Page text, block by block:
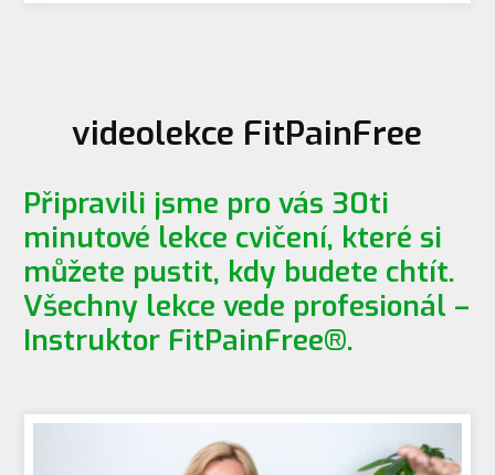
videolekce FitPainFree
Připravili jsme pro vás 30ti
minutové lekce cvičení, které si
můžete pustit, kdy budete chtít.
Všechny lekce vede profesionál –
Instruktor FitPainFree®.